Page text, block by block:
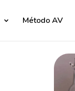
Método AV